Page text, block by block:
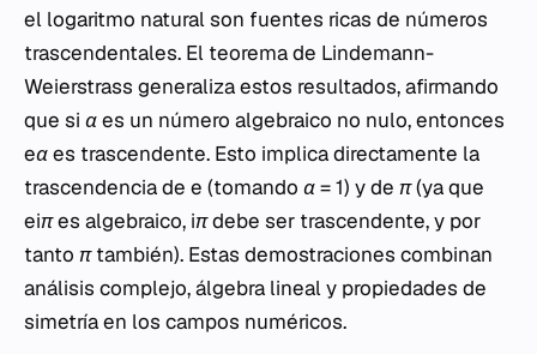
el logaritmo natural son fuentes ricas de números
trascendentales. El teorema de Lindemann-
Weierstrass generaliza estos resultados, afirmando
que si αes un número algebraico no nulo, entonces
eαes trascendente. Esto implica directamente la
trascendencia de e (tomando α = 1) y de π(ya que
eiπes algebraico, iπdebe ser trascendente, y por
tanto πtambién). Estas demostraciones combinan
análisis complejo, álgebra lineal y propiedades de
simetría en los campos numéricos.